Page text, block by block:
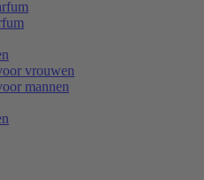
vrouwen
mannen